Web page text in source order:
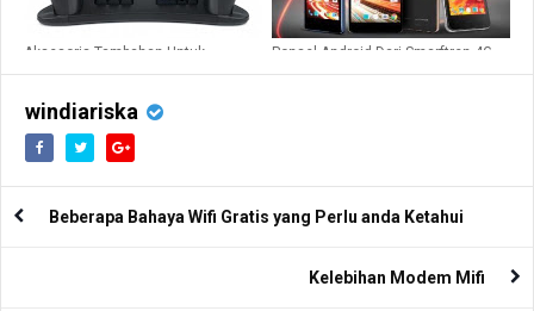
Aksesoris Tambahan Untuk
Ponsel Android Dari Smarftren 4G
windiariska
Beberapa Bahaya Wifi Gratis yang Perlu anda Ketahui
Kelebihan Modem Mifi